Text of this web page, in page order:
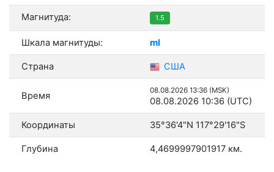
Магнитуда: 1.5
Шкала магнитуды: ml
Страна США
Время 08.08.2026 13:36 (MSK)
08.08.2026 10:36 (UTC)
Координаты 35°36'4"N 117°29'16"S
Глубина 4,4699997901917 км.